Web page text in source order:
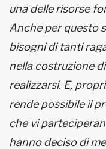
una delle risorse
Anche per questo
bisogni di tanti
nella costruzione
realizzarsi. E,
rende possibile il
che vi
hanno deciso di